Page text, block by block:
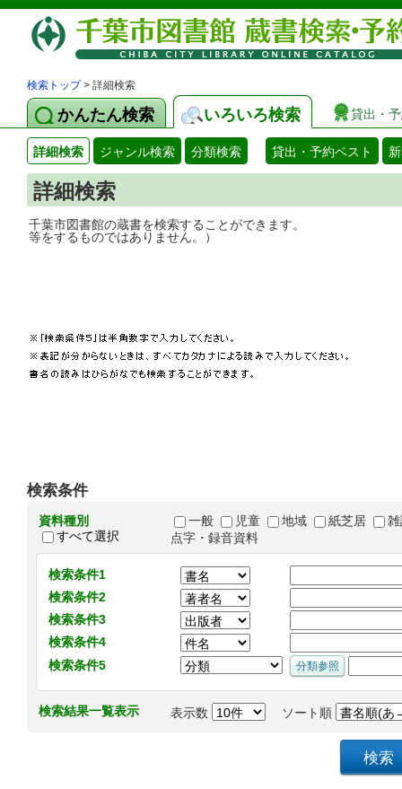
検索トップ> 詳細検索
かんたん検索 いろいろ検索 貸出・
詳細検索 ジャンル検索 分類検索 貸出・予約ベスト
詳細検索
千葉市図書館の蔵書を検索することがで
等をするものではありません。）
検索条件
資料種別
すべて選択
一般 児童 地域 紙芝居
点字・録音資料
検索条件1
検索条件2
検索条件3
検索条件4
検索条件5
検索結果一覧表示 表示数 ソート順